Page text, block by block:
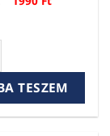
m mennyiség
TESZEM